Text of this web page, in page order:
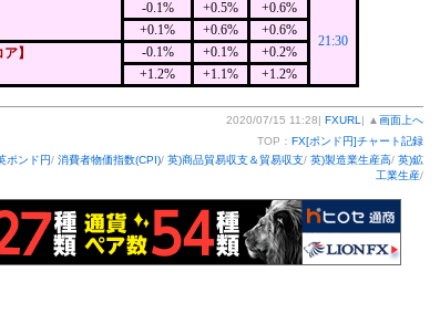
-0.1% +0.5% +0.6%
21:30
+0.1% +0.6%
+0.6%
】
-0.1% +0.1%
+0.2%
+1.2%
+1.1% +1.2%
2020/07/15 11:28| FXURL | ▲ 画面上へ
TOP： FX[ポンド円]チャート記録
ポンド円/ 消費者物価指数(CPI)/ 英)商品貿易収支＆貿易収支/ 英)製造業生産高/ 英)鉱
工業生産/